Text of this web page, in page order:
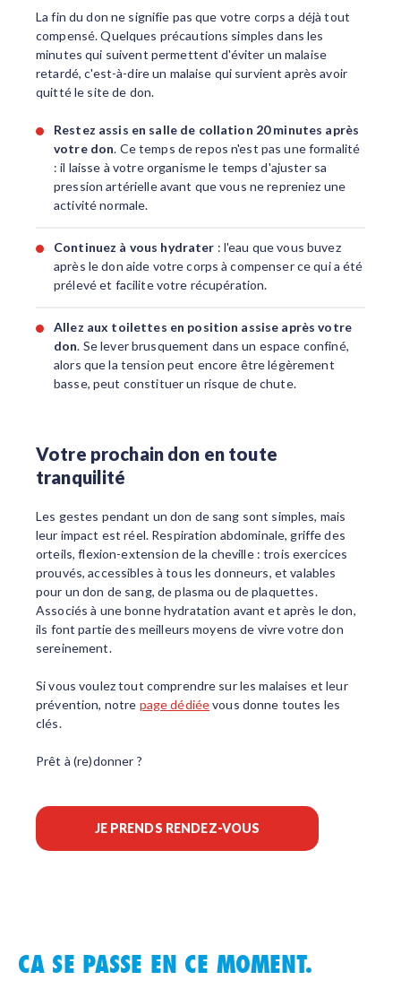
La fin du don ne signifie pas que votre corps a déjà tout
compensé. Quelques précautions simples dans les
minutes qui suivent permettent d'éviter un malaise
retardé, c'est-à-dire un malaise qui survient après avoir
quitté le site de don.
Restez assis en salle de collation 20 minutes après
votre don. Ce temps de repos n'est pas une formalité
: il laisse à votre organisme le temps d'ajuster sa
pression artérielle avant que vous ne repreniez une
activité normale.
Continuez à vous hydrater : l'eau que vous buvez
après le don aide votre corps à compenser ce qui a été
prélevé et facilite votre récupération.
Allez aux toilettes en position assise après votre
don. Se lever brusquement dans un espace confiné,
alors que la tension peut encore être légèrement
basse, peut constituer un risque de chute.
Votre prochain don en toute
tranquilité
Les gestes pendant un don de sang sont simples, mais
leur impact est réel. Respiration abdominale, griffe des
orteils, flexion-extension de la cheville : trois exercices
prouvés, accessibles à tous les donneurs, et valables
pour un don de sang, de plasma ou de plaquettes.
Associés à une bonne hydratation avant et après le don,
ils font partie des meilleurs moyens de vivre votre don
sereinement.
Si vous voulez tout comprendre sur les malaises et leur
prévention, notre page dédiéevous donne toutes les
clés.
Prêt à (re)donner ?
JE PRENDS RENDEZ-VOUS
CA SE PASSE EN CE MOMENT.